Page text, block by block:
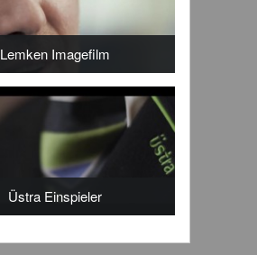
Lemken Imagefilm
Üstra Einspieler